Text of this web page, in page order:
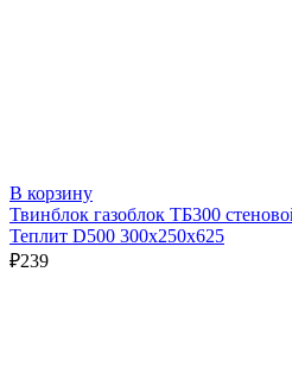
В корзину
Твинблок газоблок ТБ300
Теплит D500 300х250х625
₽239